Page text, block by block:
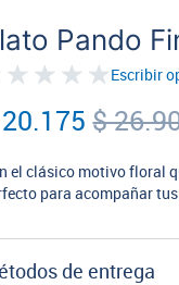
Pando
Escribir
$
el clásico motivo floral
para acompañar
de entrega